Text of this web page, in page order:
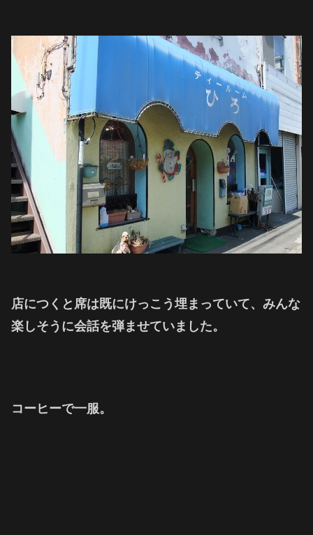
店につくと席は既にけっこう埋まっていて、みんな
楽しそうに会話を弾ませていました。
コーヒーで一服。